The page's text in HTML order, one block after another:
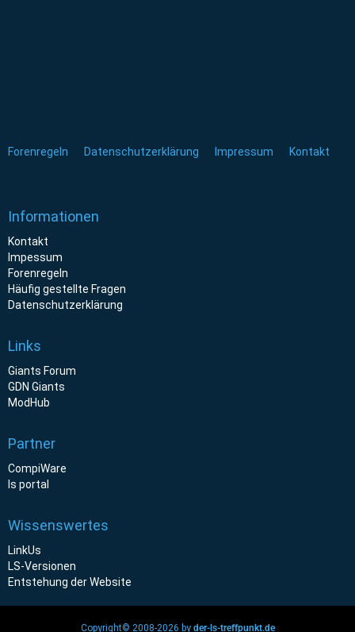
Forenregeln Datenschutzerklärung Impressum Kontakt
Informationen
Kontakt
Impessum
Forenregeln
Häufig gestellte Fragen
Datenschutzerklärung
Links
Giants Forum
GDN Giants
ModHub
Partner
CompiWare
ls portal
Wissenswertes
LinkUs
LS-Versionen
Entstehung der Website
Copyright© 2008-2026 by der-ls-treffpunkt.de